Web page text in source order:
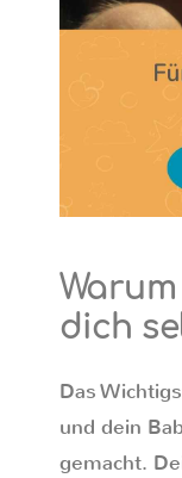
dich
Das
und dein
gemacht.